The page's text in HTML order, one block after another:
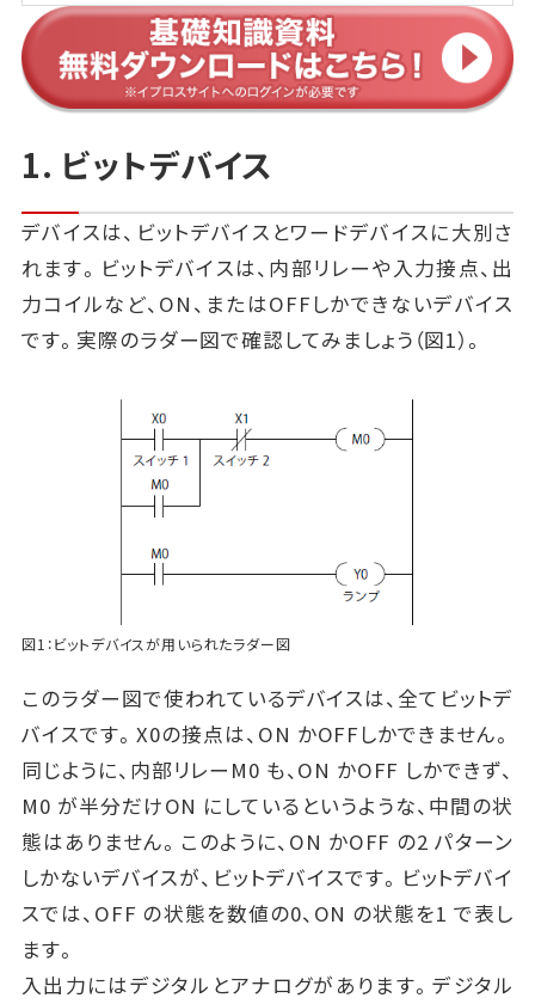
1. ビットデバイス
デバイスは、ビットデバイスとワードデバイスに大別さ
れます。ビットデバイスは、内部リレーや入力接点、出
力コイルなど、ON、またはOFFしかできないデバイス
です。実際のラダー図で確認してみましょう（図1）。
図1：ビットデバイスが用いられたラダー図
このラダー図で使われているデバイスは、全てビットデ
バイスです。X0の接点は、ON かOFFしかできません。
同じように、内部リレーM0 も、ON かOFF しかできず、
M0 が半分だけON にしているというような、中間の状
態はありません。このように、ON かOFF の2 パターン
しかないデバイスが、ビットデバイスです。ビットデバイ
スでは、OFF の状態を数値の0、ON の状態を1 で表し
ます。
入出力にはデジタルとアナログがあります。デジタル